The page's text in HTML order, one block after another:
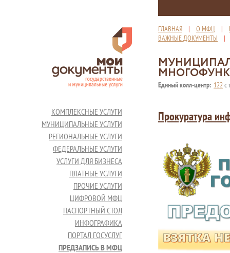
ГЛАВНАЯ | О МФЦ |
ВАЖНЫЕ ДОКУМЕНТЫ
Единый колл-центр: 122с
КОМПЛЕКСНЫЕ УСЛУГИ
МУНИЦИПАЛЬНЫЕ УСЛУГИ
РЕГИОНАЛЬНЫЕ УСЛУГИ
ФЕДЕРАЛЬНЫЕ УСЛУГИ
УСЛУГИ ДЛЯ БИЗНЕСА
ПЛАТНЫЕ УСЛУГИ
ПРОЧИЕ УСЛУГИ
ЦИФРОВОЙ МФЦ
ПАСПОРТНЫЙ СТОЛ
ИНФОГРАФИКА
ПОРТАЛ ГОСУСЛУГ
ПРЕДЗАПИСЬ В МФЦ
Прокуратура